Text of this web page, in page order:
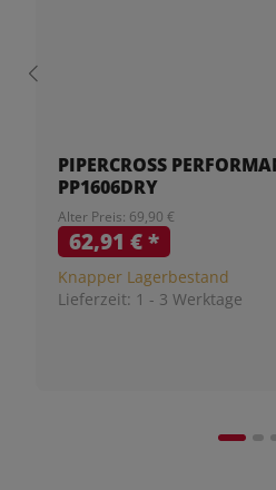
PIPERCROSS
PP1606DRY
Alter Preis: 69,90 €
62,91 €*
Knapper Lagerbestand
Lieferzeit: 1 - 3 Werktage